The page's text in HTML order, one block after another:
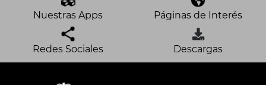
Nuestras Apps Páginas de Interés
Redes Sociales Descargas